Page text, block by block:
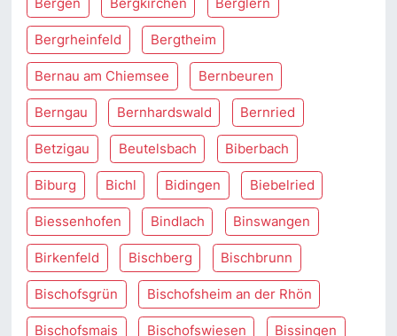
Bergen Bergkirchen Berglern
Bergrheinfeld Bergtheim
Bernau am Chiemsee Bernbeuren
Berngau Bernhardswald Bernried
Betzigau Beutelsbach Biberbach
Biburg Bichl Bidingen Biebelried
Biessenhofen Bindlach Binswangen
Birkenfeld Bischberg Bischbrunn
Bischofsgrün Bischofsheim an der Rhön
Bischofsmais Bischofswiesen Bissingen